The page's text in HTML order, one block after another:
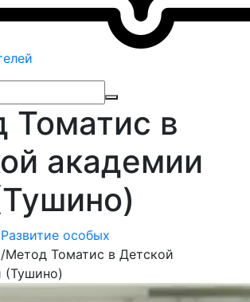
Томатис в
академии
Развитие особых
/Метод Томатис в Детской
(Тушино)